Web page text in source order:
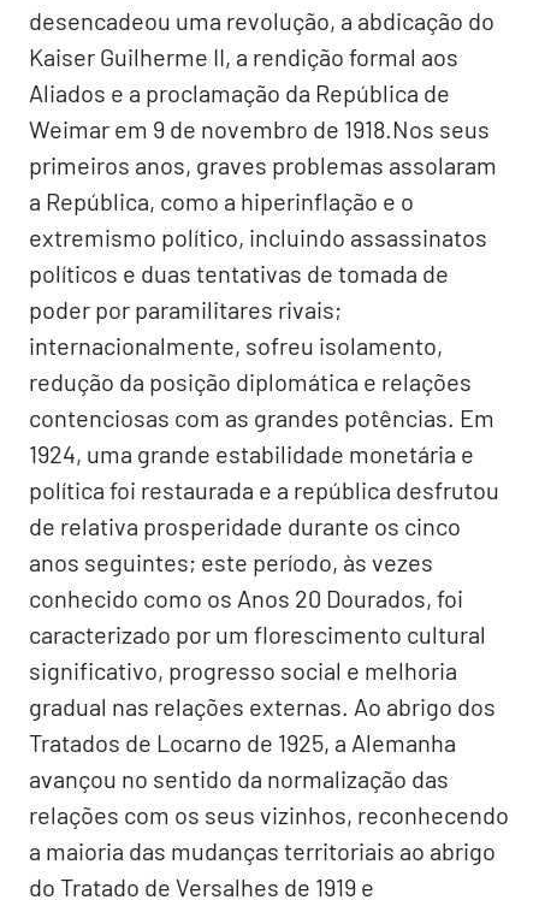
desencadeou uma revolução, a abdicação do
Kaiser Guilherme II, a rendição formal aos
Aliados e a proclamação da República de
Weimar em 9 de novembro de 1918.Nos seus
primeiros anos, graves problemas assolaram
a República, como a hiperinflação e o
extremismo político, incluindo assassinatos
políticos e duas tentativas de tomada de
poder por paramilitares rivais;
internacionalmente, sofreu isolamento,
redução da posição diplomática e relações
contenciosas com as grandes potências. Em
1924, uma grande estabilidade monetária e
política foi restaurada e a república desfrutou
de relativa prosperidade durante os cinco
anos seguintes; este período, às vezes
conhecido como os Anos 20 Dourados, foi
caracterizado por um florescimento cultural
significativo, progresso social e melhoria
gradual nas relações externas. Ao abrigo dos
Tratados de Locarno de 1925, a Alemanha
avançou no sentido da normalização das
relações com os seus vizinhos, reconhecendo
a maioria das mudanças territoriais ao abrigo
do Tratado de Versalhes de 1919 e